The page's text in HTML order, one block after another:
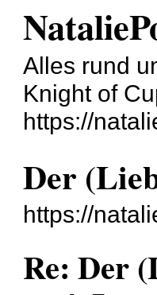
Alles rund
Knight of
https://
Der
https://
Re: Der